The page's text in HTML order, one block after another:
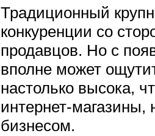
Традиционный
конкуренции со
продавцов. Но с
вполне может
настолько высока,
интернет-
бизнесом.